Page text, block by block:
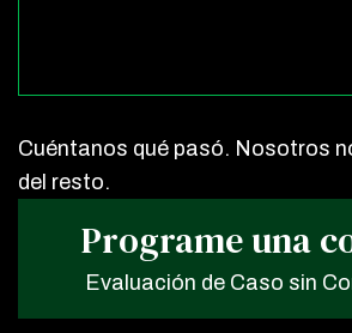
Cuéntanos qué pasó. Nosotros
del resto.
Programe una
Evaluación de Caso sin